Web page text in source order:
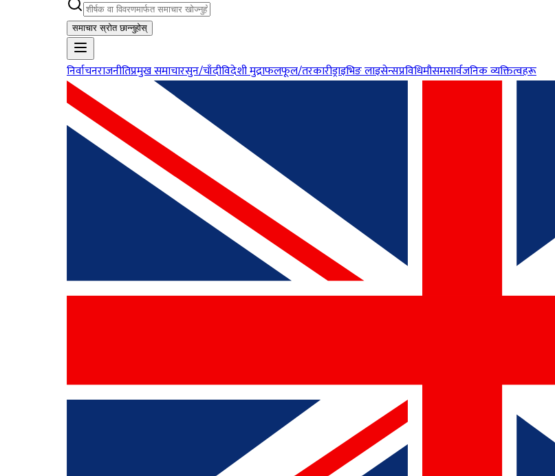
समाचार स्रोत छान्नुहोस्
निर्वाचनराजनीतिप्रमुख समाचारसुन/चाँदीविदेशी मुद्राफलफूल/तरकारीड्राइभिङ लाइसेन्सप्रविधिमौसमसार्वजनिक व्यक्तित्वहरू